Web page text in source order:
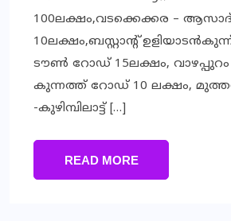
100ലക്ഷം,വടക്കെക്കര –
10ലക്ഷം,ബസ്റ്റാന്റ്
ടൗണ്‍ റോഡ് 15ലക്ഷം, വാഴപ്പുറം
കുന്നത്ത് റോഡ് 10 ലക്ഷം,
-കുഴിമ്പിലാട്ട് […]
READ MORE